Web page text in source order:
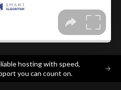
hosting with speed,
you can count on.
→